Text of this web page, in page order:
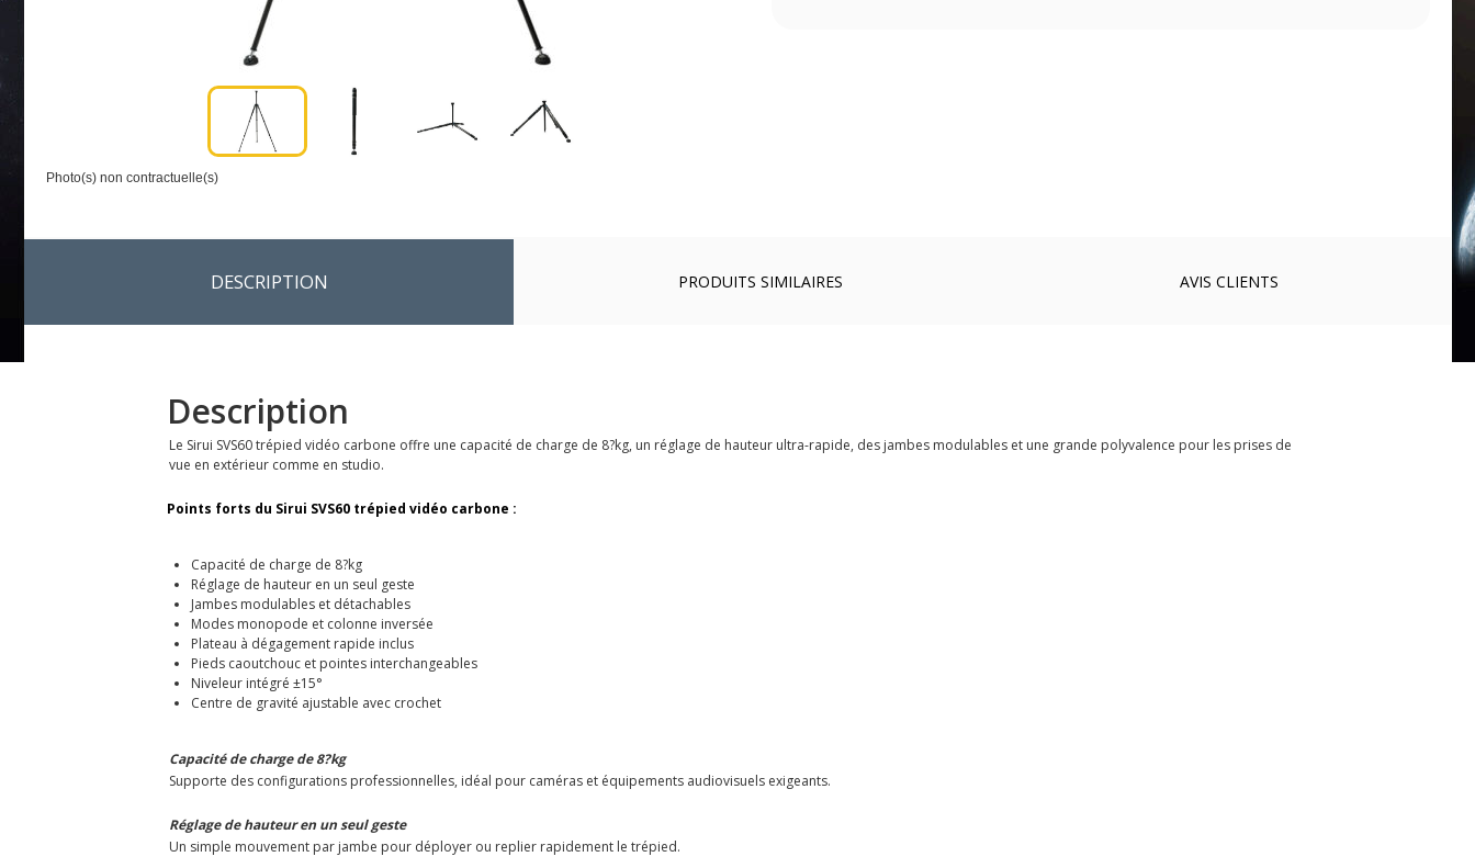
Photo(s) non contractuelle(s)
DESCRIPTION PRODUITS SIMILAIRES AVIS CLIENTS
Description
Le Sirui SVS60 trépied vidéo carbone offre une capacité de charge de 8?kg, un réglage de hauteur ultra-rapide, des jambes modulables et une grande polyvalence pour les prises de
vue en extérieur comme en studio.
Points forts du Sirui SVS60 trépied vidéo carbone :
Capacité de charge de 8?kg
Réglage de hauteur en un seul geste
Jambes modulables et détachables
Modes monopode et colonne inversée
Plateau à dégagement rapide inclus
Pieds caoutchouc et pointes interchangeables
Niveleur intégré ±15°
Centre de gravité ajustable avec crochet
Capacité de charge de 8?kg
Supporte des configurations professionnelles, idéal pour caméras et équipements audiovisuels exigeants.
Réglage de hauteur en un seul geste
Un simple mouvement par jambe pour déployer ou replier rapidement le trépied.